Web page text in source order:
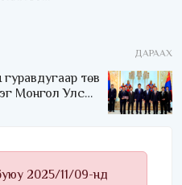
ДАРААХ
төв
Монгол Улсын
2025/11/09-нд